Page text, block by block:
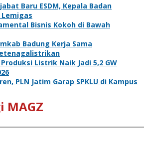
Baru ESDM, Kepala Badan
Bisnis Kokoh di Bawah
Badung Kerja Sama
Listrik Naik Jadi 5,2 GW
PLN Jatim Garap SPKLU di Kampus
MAGZ